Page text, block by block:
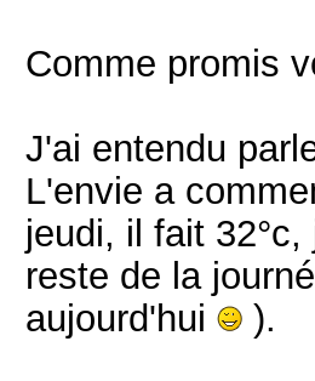
Comme promis
J'ai entendu
L'envie a
jeudi, il fait
reste de la
aujourd'hui
).